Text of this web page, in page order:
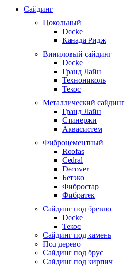
Сайдинг
Цокольный
Docke
Канада Ридж
Виниловый сайдинг
Docke
Гранд Лайн
Технониколь
Текос
Металлический сайдинг
Гранд Лайн
Стинержи
Аквасистем
Фиброцементный
Roofas
Cedral
Decover
Бетэко
Фибростар
Фибратек
Сайдинг под бревно
Docke
Текос
Сайдинг под камень
Под дерево
Сайдинг под брус
Сайдинг под кирпич